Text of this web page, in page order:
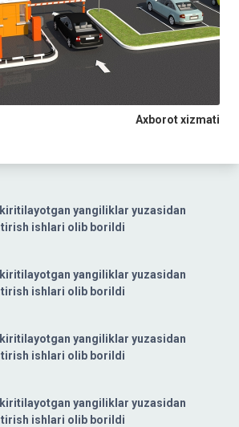
yangiliklar yuzasidan
ishlari olib borildi
yangiliklar yuzasidan
ishlari olib borildi
yangiliklar yuzasidan
ishlari olib borildi
yangiliklar yuzasidan
ishlari olib borildi
Axborot xizmati